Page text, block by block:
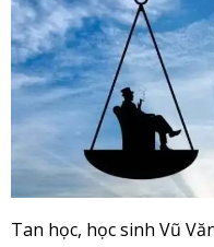
Tan học, học sinh Vũ